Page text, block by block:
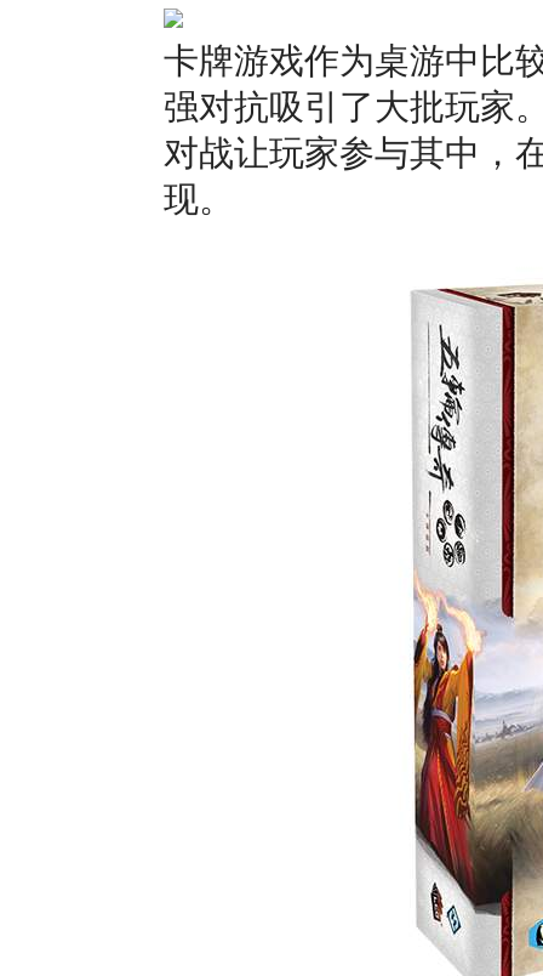
卡牌游戏作为桌游中比
强对抗吸引了大批玩家
对战让玩家参与其中，
现。